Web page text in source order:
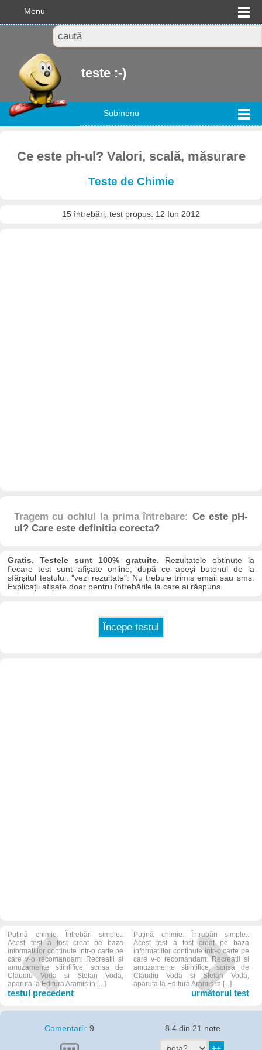
Menu
teste :-)
Submenu
Ce este ph-ul? Valori, scală, măsurare
Teste de Chimie
15 întrebări, test propus: 12 Iun 2012
Tragem cu ochiul la prima întrebare: Ce este pH-
ul? Care este definitia corecta?
Gratis. Testele sunt 100% gratuite. Rezultatele obținute la
fiecare test sunt afișate online, după ce apeși butonul de la
sfârșitul testului: "vezi rezultate". Nu trebuie trimis email sau sms.
Explicații afișate doar pentru întrebările la care ai răspuns.
Puțină chimie. Întrebări simple..
Acest test a fost creat pe baza
informatiilor continute intr-o carte pe
care v-o recomandam: Recreatii si
amuzamente stiintifice, scrisa de
Claudiu Voda si Stefan Voda,
aparuta la Editura Aramis in [...]
testul precedent
Puțină chimie. Întrebări simple..
Acest test a fost creat pe baza
informatiilor continute intr-o carte pe
care v-o recomandam: Recreatii si
amuzamente stiintifice, scrisa de
Claudiu Voda si Stefan Voda,
aparuta la Editura Aramis in [...]
următorul test
Comentarii:9 8.4 din 21 note